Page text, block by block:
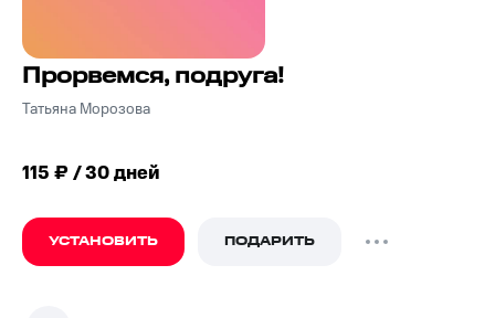
Прорвемся, подруга!
Татьяна Морозова
115 ₽ / 30 дней
УСТАНОВИТЬ ПОДАРИТЬ